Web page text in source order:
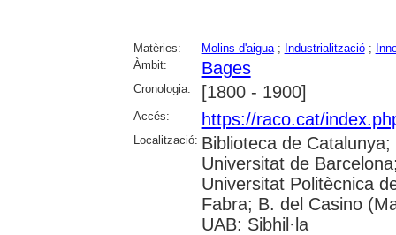
Matèries: Molins d'aigua; Industrialització;
Àmbit:
Bages
Cronologia: [1800 - 1900]
Accés: https://raco.cat/
Localització: Biblioteca de
Universitat de
Universitat Politècnica
Fabra; B. del Casino
UAB: Sibhil·la